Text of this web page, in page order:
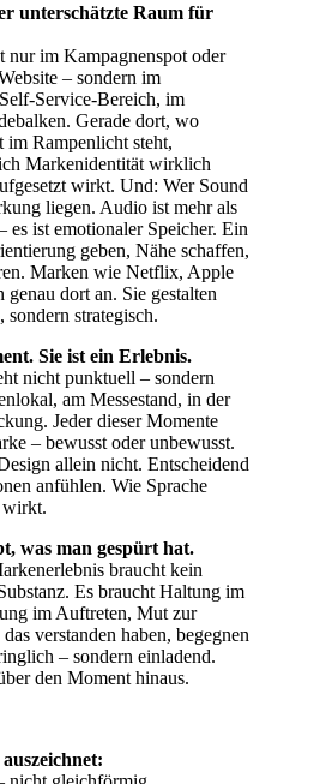
unterschätzte Raum für
nur im Kampagnenspot oder
– sondern im
Service-Bereich, im
Gerade dort, wo
Rampenlicht steht,
Markenidentität wirklich
wirkt. Und: Wer Sound
liegen. Audio ist mehr als
es ist emotionaler Speicher. Ein
geben, Nähe schaffen,
Marken wie Netflix, Apple
genau dort an. Sie gestalten
strategisch.
Sie ist ein Erlebnis.
nicht punktuell – sondern
am Messestand, in der
Jeder dieser Momente
– bewusst oder unbewusst.
allein nicht. Entscheidend
anfühlen. Wie Sprache
wirkt.
was man gespürt hat.
braucht kein
Es braucht Haltung im
im Auftreten, Mut zur
verstanden haben, begegnen
– sondern einladend.
den Moment hinaus.